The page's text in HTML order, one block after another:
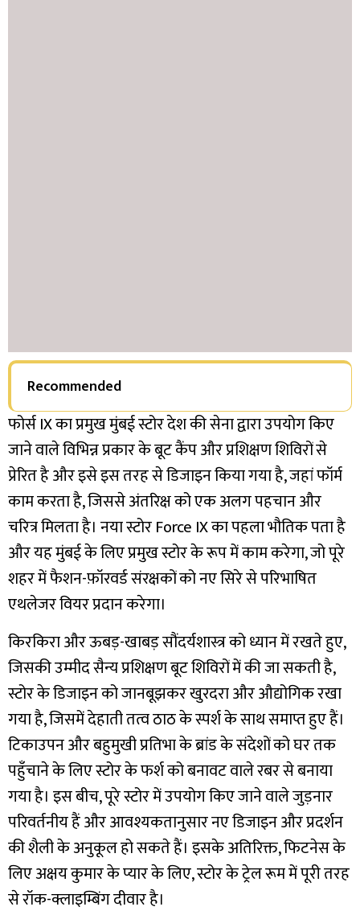
Recommended
फोर्स IX का प्रमुख मुंबई स्टोर देश की सेना द्वारा उपयोग किए
जाने वाले विभिन्न प्रकार के बूट कैंप और प्रशिक्षण शिविरों से
प्रेरित है और इसे इस तरह से डिजाइन किया गया है, जहां फॉर्म
काम करता है, जिससे अंतरिक्ष को एक अलग पहचान और
चरित्र मिलता है। नया स्टोर Force IX का पहला भौतिक पता है
और यह मुंबई के लिए प्रमुख स्टोर के रूप में काम करेगा, जो पूरे
शहर में फैशन-फ़ॉरवर्ड संरक्षकों को नए सिरे से परिभाषित
एथलेजर वियर प्रदान करेगा।
किरकिरा और ऊबड़-खाबड़ सौंदर्यशास्त्र को ध्यान में रखते हुए,
जिसकी उम्मीद सैन्य प्रशिक्षण बूट शिविरों में की जा सकती है,
स्टोर के डिजाइन को जानबूझकर खुरदरा और औद्योगिक रखा
गया है, जिसमें देहाती तत्व ठाठ के स्पर्श के साथ समाप्त हुए हैं।
टिकाउपन और बहुमुखी प्रतिभा के ब्रांड के संदेशों को घर तक
पहुँचाने के लिए स्टोर के फर्श को बनावट वाले रबर से बनाया
गया है। इस बीच, पूरे स्टोर में उपयोग किए जाने वाले जुड़नार
परिवर्तनीय हैं और आवश्यकतानुसार नए डिजाइन और प्रदर्शन
की शैली के अनुकूल हो सकते हैं। इसके अतिरिक्त, फिटनेस के
लिए अक्षय कुमार के प्यार के लिए, स्टोर के ट्रेल रूम में पूरी तरह
से रॉक-क्लाइम्बिंग दीवार है।